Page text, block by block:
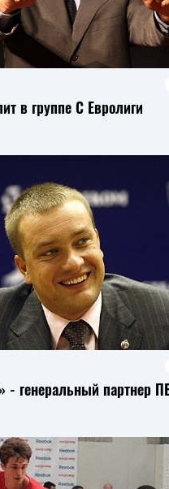
в группе С Евролиги
- генеральный партнер